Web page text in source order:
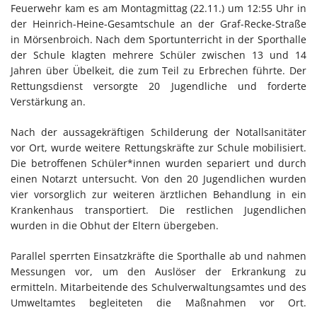
Feuerwehr kam es am Montagmittag (22.11.) um 12:55 Uhr in
der Heinrich-Heine-Gesamtschule an der Graf-Recke-Straße
in Mörsenbroich. Nach dem Sportunterricht in der Sporthalle
der Schule klagten mehrere Schüler zwischen 13 und 14
Jahren über Übelkeit, die zum Teil zu Erbrechen führte. Der
Rettungsdienst versorgte 20 Jugendliche und forderte
Verstärkung an.
Nach der aussagekräftigen Schilderung der Notallsanitäter
vor Ort, wurde weitere Rettungskräfte zur Schule mobilisiert.
Die betroffenen Schüler*innen wurden separiert und durch
einen Notarzt untersucht. Von den 20 Jugendlichen wurden
vier vorsorglich zur weiteren ärztlichen Behandlung in ein
Krankenhaus transportiert. Die restlichen Jugendlichen
wurden in die Obhut der Eltern übergeben.
Parallel sperrten Einsatzkräfte die Sporthalle ab und nahmen
Messungen vor, um den Auslöser der Erkrankung zu
ermitteln. Mitarbeitende des Schulverwaltungsamtes und des
Umweltamtes begleiteten die Maßnahmen vor Ort.